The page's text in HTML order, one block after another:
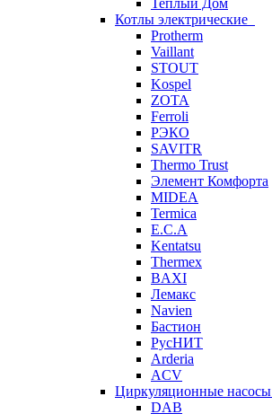
Теплый Дом
Котлы электрические
Protherm
Vaillant
STOUT
Kospel
ZOTA
Ferroli
РЭКО
SAVITR
Thermo Trust
Элемент Комфорта
MIDEA
Termica
E.C.A
Kentatsu
Thermex
BAXI
Лемакс
Navien
Бастион
РусНИТ
Arderia
ACV
Циркуляционные насосы
DAB